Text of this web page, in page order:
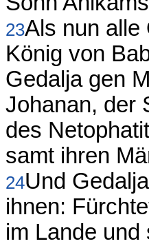
23Als nun alle
König von
Gedalja gen
Johanan, der
des
samt ihren
24Und
ihnen:
im Lande